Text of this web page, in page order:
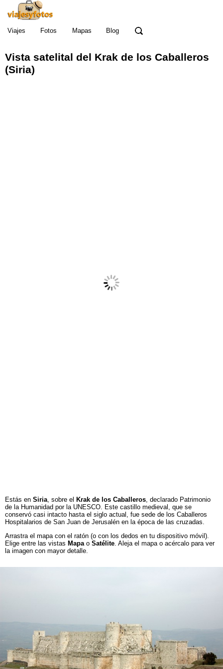
Viajes Fotos Mapas Blog
Vista satelital del Krak de los Caballeros
(Siria)
Estás en Siria , sobre el Krak de los Caballeros , declarado Patrimonio
de la Humanidad por la UNESCO. Este castillo medieval, que se
conservó casi intacto hasta el siglo actual, fue sede de los Caballeros
Hospitalarios de San Juan de Jerusalén en la época de las cruzadas.
Arrastra el mapa con el ratón (o con los dedos en tu dispositivo móvil).
Elige entre las vistas Mapao Satélite. Aleja el mapa o acércalo para ver
la imagen con mayor detalle.